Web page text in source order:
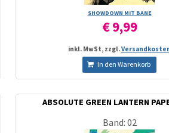
SHOWDOWN MIT BANE
€ 9,99
inkl. MwSt, zzgl.
In den Warenkorb
ABSOLUTE GREEN LANTERN
Band: 02